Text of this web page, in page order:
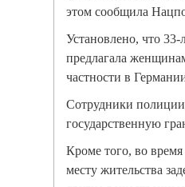
этом сообщила
Установлено, что
предлагала
частности в
Сотрудники полиции
государственную
Кроме того, во
месту жительства